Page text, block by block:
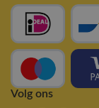
Volg ons